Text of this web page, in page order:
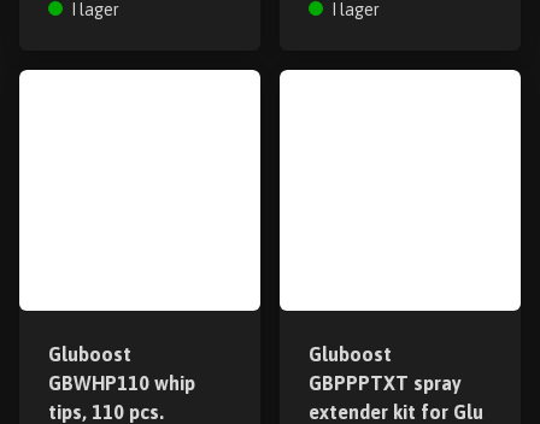
I lager I lager
Gluboost
GBWHP110 whip
tips, 110 pcs.
Gluboost
GBPPPTXT spray
extender kit for Glu